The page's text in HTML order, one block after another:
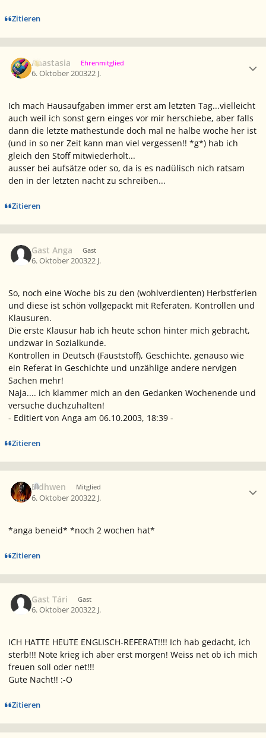
Zitieren
Anastasia Ehrenmitglied
6. Oktober 200322 J.
Ich mach Hausaufgaben immer erst am letzten Tag...vielleicht
auch weil ich sonst gern einges vor mir herschiebe, aber falls
dann die letzte mathestunde doch mal ne halbe woche her ist
(und in so ner Zeit kann man viel vergessen!! *g*) hab ich
gleich den Stoff mitwiederholt...
ausser bei aufsätze oder so, da is es nadülisch nich ratsam
den in der letzten nacht zu schreiben...
Zitieren
Gast Anga Gast
6. Oktober 200322 J.
So, noch eine Woche bis zu den (wohlverdienten) Herbstferien
und diese ist schön vollgepackt mit Referaten, Kontrollen und
Klausuren.
Die erste Klausur hab ich heute schon hinter mich gebracht,
undzwar in Sozialkunde.
Kontrollen in Deutsch (Fauststoff), Geschichte, genauso wie
ein Referat in Geschichte und unzählige andere nervigen
Sachen mehr!
Naja.... ich klammer mich an den Gedanken Wochenende und
versuche duchzuhalten!
- Editiert von Anga am 06.10.2003, 18:39 -
Zitieren
Eldhwen Mitglied
6. Oktober 200322 J.
*anga beneid* *noch 2 wochen hat*
Zitieren
Gast Tári Gast
6. Oktober 200322 J.
ICH HATTE HEUTE ENGLISCH-REFERAT!!!! Ich hab gedacht, ich
sterb!!! Note krieg ich aber erst morgen! Weiss net ob ich mich
freuen soll oder net!!!
Gute Nacht!! :-O
Zitieren